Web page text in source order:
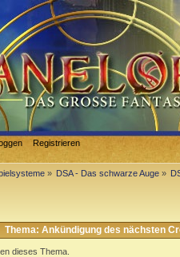
Registrieren
» DSA - Das schwarze Auge »
Thema: Ankündigung des nächsten
dieses Thema.